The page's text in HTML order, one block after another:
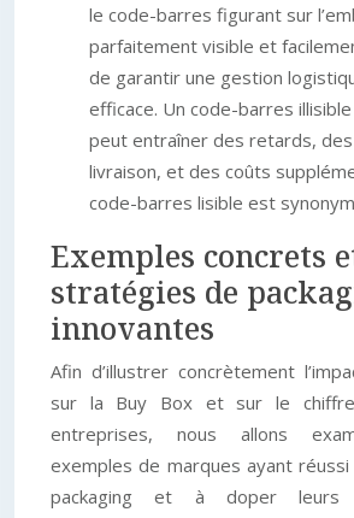
le code-barres figurant sur
parfaitement visible et
de garantir une gestion
efficace. Un code-barres
peut entraîner des retards,
livraison, et des coûts
code-barres lisible est
Exemples concrets
stratégies de
innovantes
Afin d’illustrer concrètement
sur la Buy Box et sur le chiffre
entreprises, nous allons
exemples de marques ayant
packaging et à doper leurs